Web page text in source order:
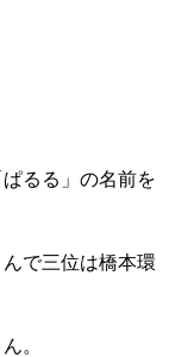
るる」の名前を
で三位は橋本環
。